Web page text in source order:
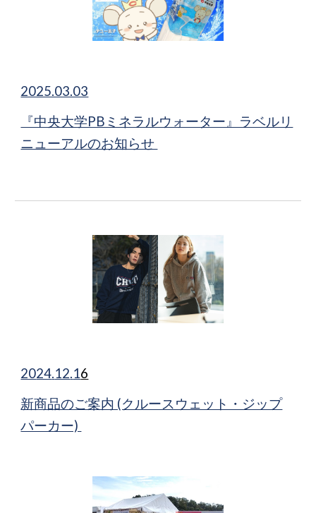
2025.03.03
『中央大学PBミネラルウォーター』ラベルリ
ニューアルのお知らせ
2024.12.16
新商品のご案内 (クルースウェット・ジップ
パーカー)